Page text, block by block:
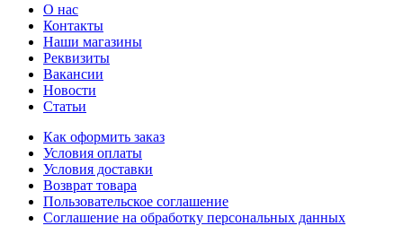
О нас
Контакты
Наши магазины
Реквизиты
Вакансии
Новости
Статьи
Как оформить заказ
Условия оплаты
Условия доставки
Возврат товара
Пользовательское соглашение
Соглашение на обработку персональных данных